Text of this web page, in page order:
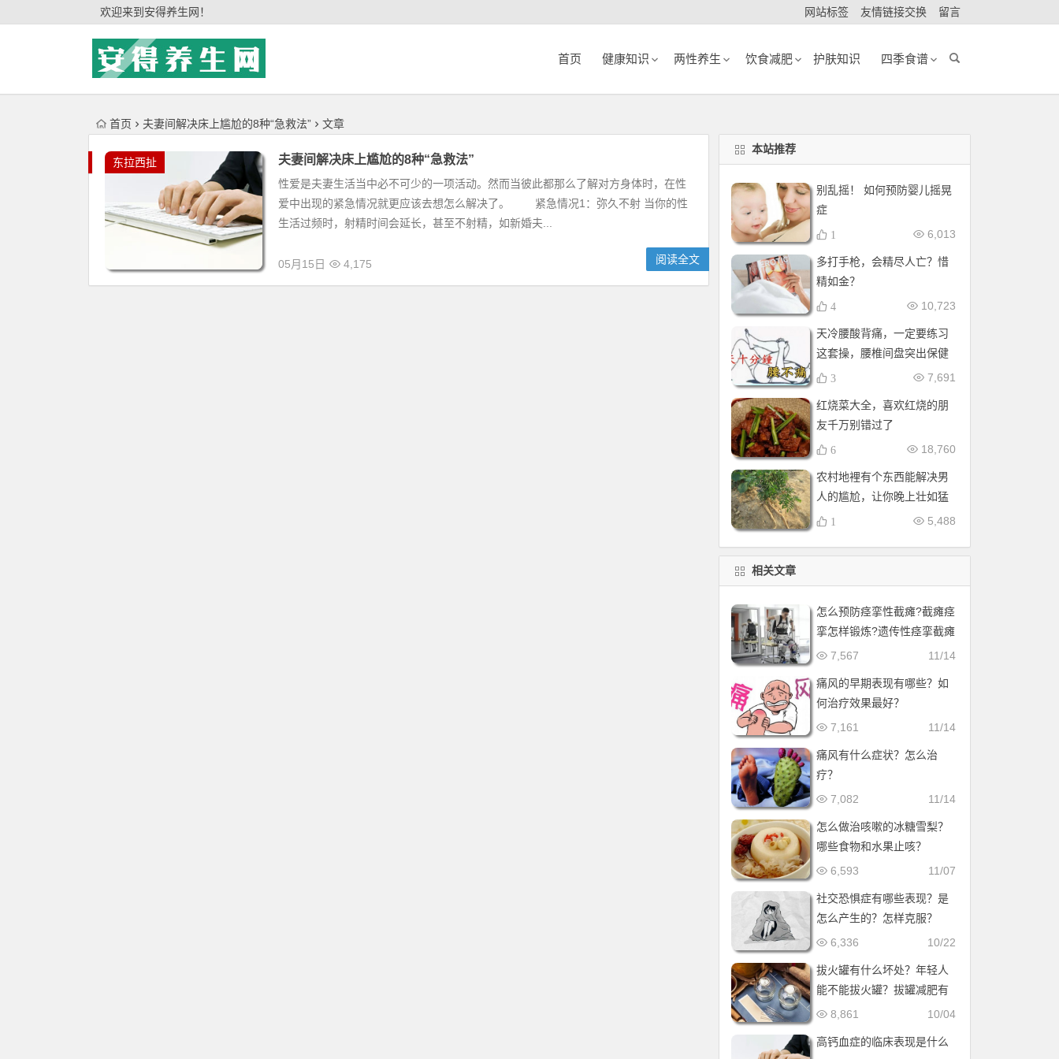
欢迎来到安得养生网！ 网站标签 友情链接交换 留言
首页 健康知识 两性养生 饮食减肥 护肤知识 四季食谱
首页 夫妻间解决床上尴尬的8种“急救法” 文章
东拉西扯 夫妻间解决床上尴尬的8种“急救法”
性爱是夫妻生活当中必不可少的一项活动。然而当彼此都那么了解对方身体时，在性
爱中出现的紧急情况就更应该去想怎么解决了。 紧急情况1：弥久不射 当你的性
生活过频时，射精时间会延长，甚至不射精，如新婚夫...
05月15日 4,175 阅读全文
本站推荐
别乱摇！ 如何预防婴儿摇晃
症
6,013
1
多打手枪，会精尽人亡？惜
精如金？
10,723
4
天冷腰酸背痛，一定要练习
这套操，腰椎间盘突出保健
操，全套收好！每天十分钟
7,691
3
红烧菜大全，喜欢红烧的朋
友千万别错过了
18,760
6
农村地裡有个东西能解决男
人的尴尬，让你晚上壮如猛
牛床受不了
5,488
1
相关文章
怎么预防痉挛性截瘫?截瘫痉
挛怎样锻炼?遗传性痉挛截瘫
会加重吗?
11/14
7,567
痛风的早期表现有哪些？如
何治疗效果最好？
11/14
7,161
痛风有什么症状？怎么治
疗？
11/14
7,082
怎么做治咳嗽的冰糖雪梨？
哪些食物和水果止咳？
11/07
6,593
社交恐惧症有哪些表现？是
怎么产生的？怎样克服？
10/22
6,336
拔火罐有什么坏处？年轻人
能不能拔火罐？拔罐减肥有
何害处?
10/04
8,861
高钙血症的临床表现是什么